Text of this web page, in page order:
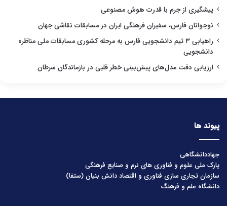
پیشگیری از جرم با قدرت هوش مصنوعی
نوجوانان فارس، سفیران فرهنگی ایران در مسابقات نقاشی جهان
راهیابی ۳ تیم دانشجویی فارس به مرحله کشوری مسابقات ملی مناظره
دانشجویی
ارزیابی دقت مدل‌های پیش‌بینی خطر قلبی در بازماندگان سرطان
پیوند ها
جهاددانشگاهی
پارک ملی علوم و فناوری های نرم و صنایع فرهنگی
سازمان تجاری سازی فناوری و اقتصاد دانش بنیان (ستفا)
دانشگاه علم و فرهنگ